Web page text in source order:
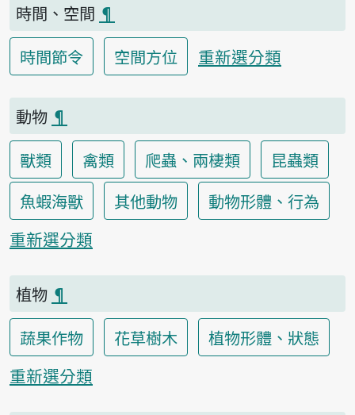
時間、空間 ¶
時間節令
空間方位 重新選分類
動物 ¶
獸類
禽類 爬蟲、兩棲類
昆蟲類
魚蝦海獸
其他動物
動物形體、行為
重新選分類
植物 ¶
蔬果作物
花草樹木
植物形體、狀態
重新選分類